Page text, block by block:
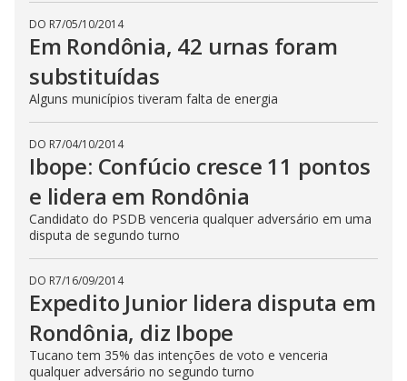
DO R7/05/10/2014
Em Rondônia, 42 urnas foram
substituídas
Alguns municípios tiveram falta de energia
DO R7/04/10/2014
Ibope: Confúcio cresce 11 pontos
e lidera em Rondônia
Candidato do PSDB venceria qualquer adversário em uma
disputa de segundo turno
DO R7/16/09/2014
Expedito Junior lidera disputa em
Rondônia, diz Ibope
Tucano tem 35% das intenções de voto e venceria
qualquer adversário no segundo turno